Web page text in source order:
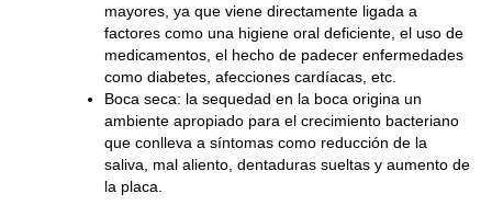
mayores, ya que viene directamente ligada a
factores como una higiene oral deficiente, el uso de
medicamentos, el hecho de padecer enfermedades
como diabetes, afecciones cardíacas, etc.
Boca seca: la sequedad en la boca origina un
ambiente apropiado para el crecimiento bacteriano
que conlleva a síntomas como reducción de la
saliva, mal aliento, dentaduras sueltas y aumento de
la placa.